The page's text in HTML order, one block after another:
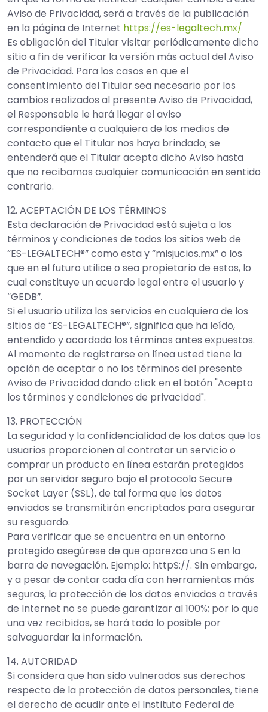
Aviso de Privacidad, será a través de la publicación
en la página de Internet https://es-legaltech.mx/
Es obligación del Titular visitar periódicamente dicho
sitio a fin de verificar la versión más actual del Aviso
de Privacidad. Para los casos en que el
consentimiento del Titular sea necesario por los
cambios realizados al presente Aviso de Privacidad,
el Responsable le hará llegar el aviso
correspondiente a cualquiera de los medios de
contacto que el Titular nos haya brindado; se
entenderá que el Titular acepta dicho Aviso hasta
que no recibamos cualquier comunicación en sentido
contrario.
12. ACEPTACIÓN DE LOS TÉRMINOS
Esta declaración de Privacidad está sujeta a los
términos y condiciones de todos los sitios web de
“ES-LEGALTECH®” como esta y “misjucios.mx” o los
que en el futuro utilice o sea propietario de estos, lo
cual constituye un acuerdo legal entre el usuario y
“GEDB”.
Si el usuario utiliza los servicios en cualquiera de los
sitios de “ES-LEGALTECH®”, significa que ha leído,
entendido y acordado los términos antes expuestos.
Al momento de registrarse en línea usted tiene la
opción de aceptar o no los términos del presente
Aviso de Privacidad dando click en el botón "Acepto
los términos y condiciones de privacidad".
13. PROTECCIÓN
La seguridad y la confidencialidad de los datos que los
usuarios proporcionen al contratar un servicio o
comprar un producto en línea estarán protegidos
por un servidor seguro bajo el protocolo Secure
Socket Layer (SSL), de tal forma que los datos
enviados se transmitirán encriptados para asegurar
su resguardo.
Para verificar que se encuentra en un entorno
protegido asegúrese de que aparezca una S en la
barra de navegación. Ejemplo: httpS://. Sin embargo,
y a pesar de contar cada día con herramientas más
seguras, la protección de los datos enviados a través
de Internet no se puede garantizar al 100%; por lo que
una vez recibidos, se hará todo lo posible por
salvaguardar la información.
14. AUTORIDAD
Si considera que han sido vulnerados sus derechos
respecto de la protección de datos personales, tiene
el derecho de acudir ante el Instituto Federal de